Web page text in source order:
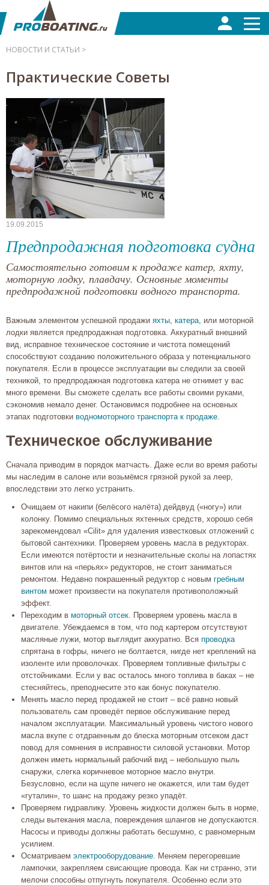
НОВОСТИ И СТАТЬИ >
Практические Советы
19.09.2015
Предпродажная подготовка судна
Самостоятельно готовим к продаже катер, яхту,
моторную лодку, плавдачу. Основные моменты
предпродажной подготовки водного транспорта.
Важным элементом успешной продажи яхты, катера, или моторной
лодки является предпродажная подготовка. Аккуратный внешний
вид, исправное техническое состояние и чистота помещений
способствуют созданию положительного образа у потенциального
покупателя. Если в процессе эксплуатации вы следили за своей
техникой, то предпродажная подготовка катера не отнимет у вас
много времени. Вы сможете сделать все работы своими руками,
сэкономив немало денег. Остановимся подробнее на основных
этапах подготовки водномоторного транспорта к продаже.
Техническое обслуживание
Сначала приводим в порядок матчасть. Даже если во время работы
мы наследим в салоне или возьмёмся грязной рукой за леер,
впоследствии это легко устранить.
Очищаем от накипи (белёсого налёта) дейдвуд («ногу») или
колонку. Помимо специальных яхтенных средств, хорошо себя
зарекомендовал «Cilit» для удаления известковых отложений с
бытовой сантехники. Проверяем уровень масла в редукторах.
Если имеются потёртости и незначительные сколы на лопастях
винтов или на «перьях» редукторов, не стоит заниматься
ремонтом. Недавно покрашенный редуктор с новым гребным
винтом может произвести на покупателя противоположный
эффект.
Переходим в моторный отсек. Проверяем уровень масла в
двигателе. Убеждаемся в том, что под картером отсутствуют
масляные лужи, мотор выглядит аккуратно. Вся проводка
спрятана в гофры, ничего не болтается, нигде нет креплений на
изоленте или проволочках. Проверяем топливные фильтры с
отстойниками. Если у вас осталось много топлива в баках – не
стесняйтесь, преподнесите это как бонус покупателю.
Менять масло перед продажей не стоит – всё равно новый
пользователь сам проведёт первое обслуживание перед
началом эксплуатации. Максимальный уровень чистого нового
масла вкупе с отдраенным до блеска моторным отсеком даст
повод для сомнения в исправности силовой установки. Мотор
должен иметь нормальный рабочий вид – небольшую пыль
снаружи, слегка коричневое моторное масло внутри.
Безусловно, если на щупе ничего не окажется, или там будет
«гуталин», то шанс на продажу резко упадёт.
Проверяем гидравлику. Уровень жидкости должен быть в норме,
следы вытекания масла, повреждения шлангов не допускаются.
Насосы и приводы должны работать бесшумно, с равномерным
усилием.
Осматриваем электрооборудование. Меняем перегоревшие
лампочки, закрепляем свисающие провода. Как ни странно, эти
мелочи способны отпугнуть покупателя. Особенно если это